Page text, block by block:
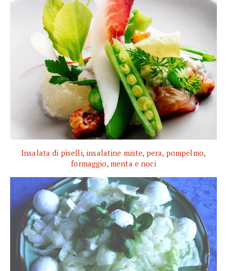
Insalata di piselli, insalatine miste, pera, pompelmo,
formaggio, menta e noci